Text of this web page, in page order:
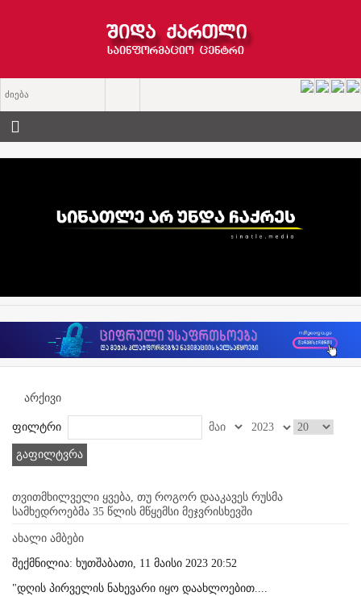
არქივი
ფილტრი
გაფილტვრა
თვითმხილველი ყვება, თუ როგორ დააკავეს რუსმა
სამხედროებმა 35 წლის მწყემსი მეჯვრისხევში
ახალი ამბები
შექმნილია: ხუთშაბათი, 11 მაისი 2023 20:52
"დღის პირველის ნახევარი იყო დაახლოებით....